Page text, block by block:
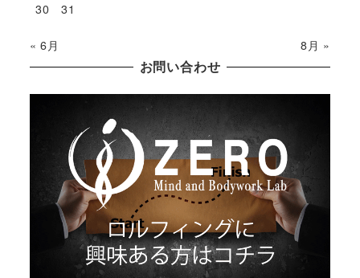
30
31
« 6月 8月 »
お問い合わせ